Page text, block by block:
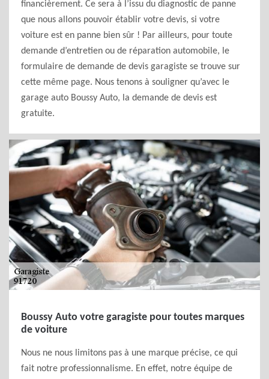
financièrement. Ce sera à l’issu du diagnostic de panne
que nous allons pouvoir établir votre devis, si votre
voiture est en panne bien sûr ! Par ailleurs, pour toute
demande d’entretien ou de réparation automobile, le
formulaire de demande de devis garagiste se trouve sur
cette même page. Nous tenons à souligner qu’avec le
garage auto Boussy Auto, la demande de devis est
gratuite.
Boussy Auto votre garagiste pour toutes marques
de voiture
Nous ne nous limitons pas à une marque précise, ce qui
fait notre professionnalisme. En effet, notre équipe de